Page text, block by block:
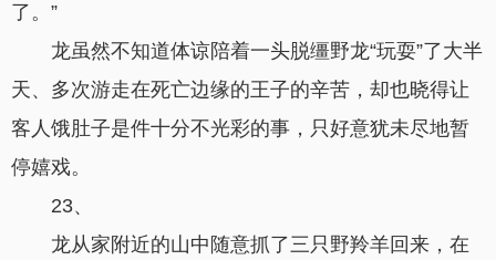
了。”
龙虽然不知道体谅陪着一头脱缰野龙“玩耍”了大半
天、多次游走在死亡边缘的王子的辛苦，却也晓得让
客人饿肚子是件十分不光彩的事，只好意犹未尽地暂
停嬉戏。
23、
龙从家附近的山中随意抓了三只野羚羊回来，在